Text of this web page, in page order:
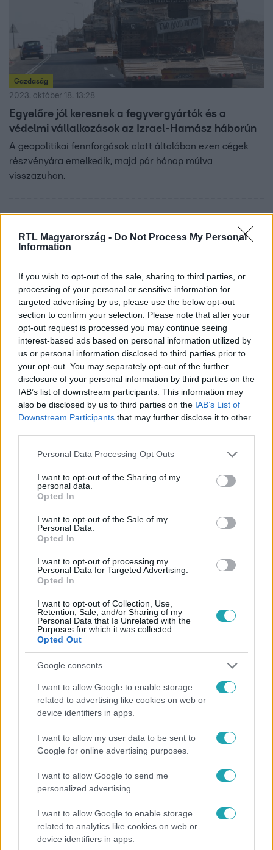
RTL Magyarország - Do Not Process My Personal
Information
If you wish to opt-out of the sale, sharing to third parties, or
processing of your personal or sensitive information for
targeted advertising by us, please use the below opt-out
section to confirm your selection. Please note that after your
opt-out request is processed you may continue seeing
interest-based ads based on personal information utilized by
us or personal information disclosed to third parties prior to
your opt-out. You may separately opt-out of the further
disclosure of your personal information by third parties on the
IAB’s list of downstream participants. This information may
also be disclosed by us to third parties on the IAB’s List of
Downstream Participants that may further disclose it to other
Please note that this website/app uses one or more Google
not limited to your visit or usage behaviour. You may click to
grant or deny consent to Google and its third-party tags to
use your data for below specified purposes in below Google
consent section.
Personal Data Processing Opt Outs
I want to opt-out of the Sharing of my
personal data.
Opted In
I want to opt-out of the Sale of my
Personal Data.
Opted In
I want to opt-out of processing my
Personal Data for Targeted Advertising.
Opted In
I want to opt-out of Collection, Use,
Retention, Sale, and/or Sharing of my
Personal Data that Is Unrelated with the
Purposes for which it was collected.
Opted Out
Google consents
I want to allow Google to enable storage
related to advertising like cookies on web or
device identifiers in apps.
I want to allow my user data to be sent to
Google for online advertising purposes.
I want to allow Google to send me
personalized advertising.
I want to allow Google to enable storage
related to analytics like cookies on web or
device identifiers in apps.
Gazdaság
2023. október 18. 13:28
Egyelőre jól keresnek a fegyvergyártók és a
védelmi vállalkozások az Izrael-Hamász háborún
A geopolitikai fennforgások alatt általában ezen cégek
részvényára emelkedik, majd pár hónap múlva
visszazuhan.
2023. április 25. 4:40
A kormány elajándékozta az állam részvényeit,
csaknem százmilliárd kerülhet a vagyonkezelő
alapítványokhoz
Külföld
2023. április 17. 14:51
Nyomozás indult a brit miniszterelnök ellen
Rishi Sunak felesége részesedést szerzett egy
gyermekgondozási vállalatban, amely nyertese lehet a
kormányzati támogatási pénzek elosztásának.